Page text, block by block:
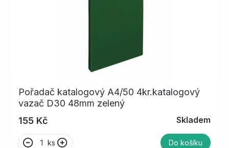
Pořadač katalogový A4/50 4kr.katalogový
vazač D30 48mm zelený
155 Kč
Skladem
ks Do košíku